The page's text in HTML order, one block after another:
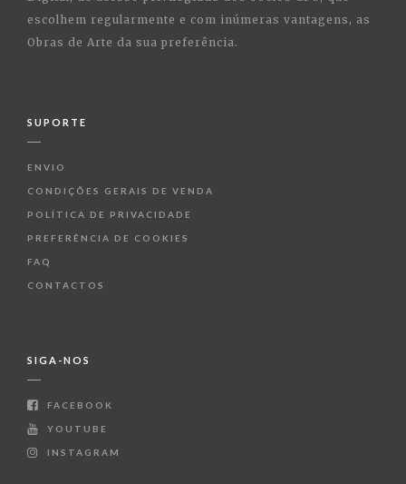
escolhem regularmente e com inúmeras vantagens, as
Obras de Arte da sua preferência.
SUPORTE
ENVIO
CONDIÇÕES GERAIS DE VENDA
POLÍTICA DE PRIVACIDADE
PREFERÊNCIA DE COOKIES
FAQ
CONTACTOS
SIGA-NOS
FACEBOOK
YOUTUBE
INSTAGRAM